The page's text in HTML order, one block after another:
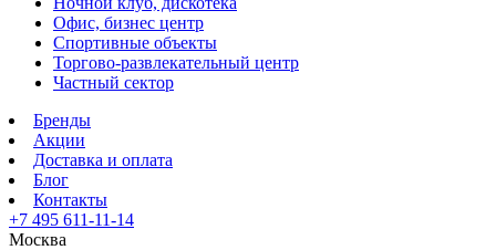
Офис, бизнес центр
Спортивные объекты
Торгово-развлекательный центр
Частный сектор
Бренды
Акции
Доставка и оплата
Блог
Контакты
+7 495 611-11-14
Москва